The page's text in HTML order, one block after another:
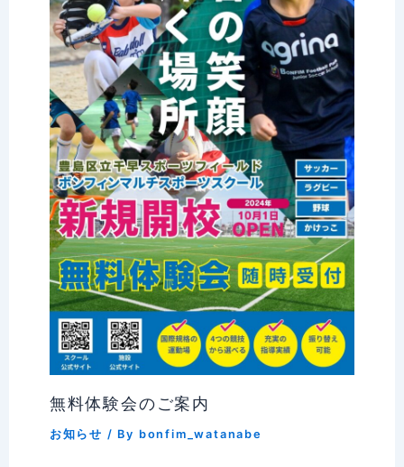
無料体験会のご案内
お知らせ / By bonfim_watanabe